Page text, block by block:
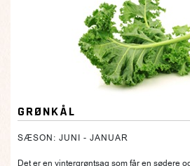
GRØNKÅL
SÆSON: JUNI - JANUAR
Det er en vintergrøntsag som får en sødere